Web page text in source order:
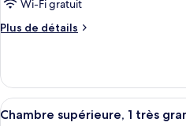
supérieure
Sea
view,
Wi-Fi gratuit
Plus de détails
Plus
Chambre
supérieure
(Mirage,
Afficher
9
Chambre supérieure, 1 très